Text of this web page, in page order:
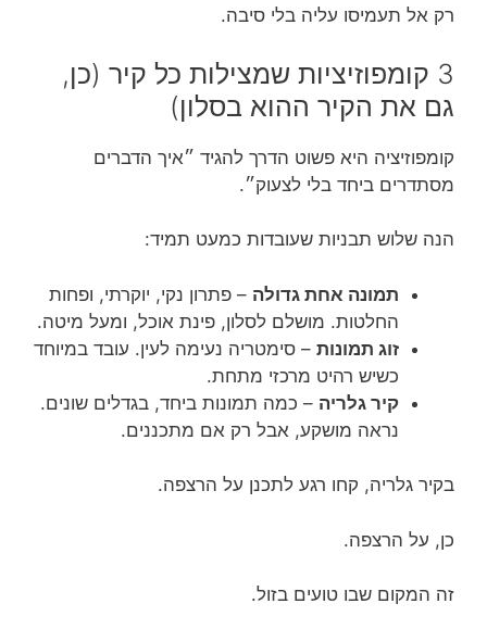
רק אל תעמיסו עליה בלי סיבה.
3 קומפוזיציות שמצילות כל קיר (כן,
גם את הקיר ההוא בסלון)
קומפוזיציה היא פשוט הדרך להגיד ״איך הדברים
מסתדרים ביחד בלי לצעוק״.
הנה שלוש תבניות שעובדות כמעט תמיד:
תמונה אחת גדולה – פתרון נקי, יוקרתי, ופחות
החלטות. מושלם לסלון, פינת אוכל, ומעל מיטה.
זוג תמונות – סימטריה נעימה לעין. עובד במיוחד
כשיש רהיט מרכזי מתחת.
קיר גלריה – כמה תמונות ביחד, בגדלים שונים.
נראה מושקע, אבל רק אם מתכננים.
בקיר גלריה, קחו רגע לתכנן על הרצפה.
כן, על הרצפה.
זה המקום שבו טועים בזול.